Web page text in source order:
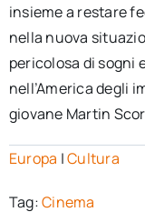
insieme a restare
nella nuova
pericolosa di sogni
nell’America degli
giovane Martin
Europa |Cultura
Tag:Cinema